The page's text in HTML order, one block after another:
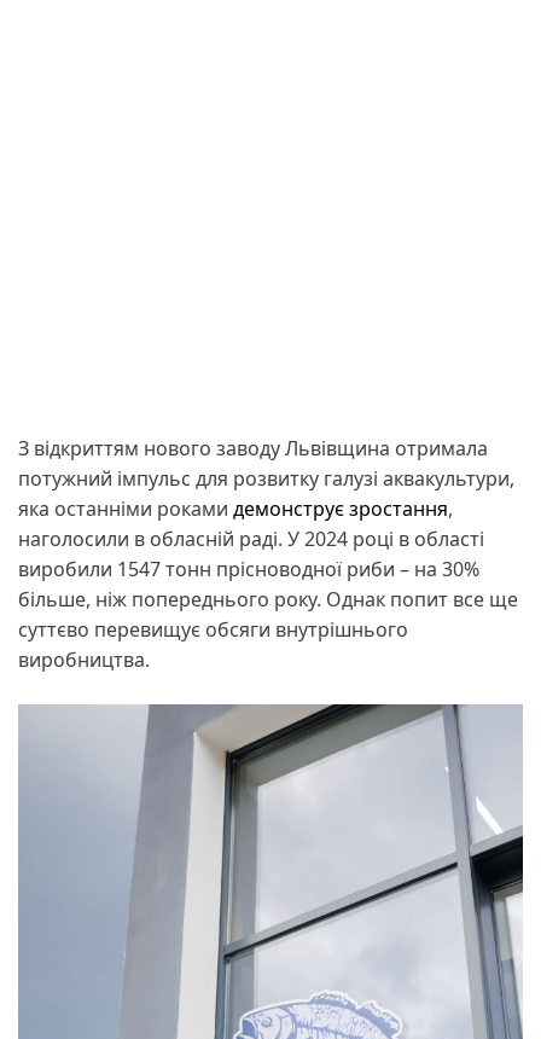
З відкриттям нового заводу Львівщина отримала
потужний імпульс для розвитку галузі аквакультури,
яка останніми роками демонструє зростання,
наголосили в обласній раді. У 2024 році в області
виробили 1547 тонн прісноводної риби – на 30%
більше, ніж попереднього року. Однак попит все ще
суттєво перевищує обсяги внутрішнього
виробництва.